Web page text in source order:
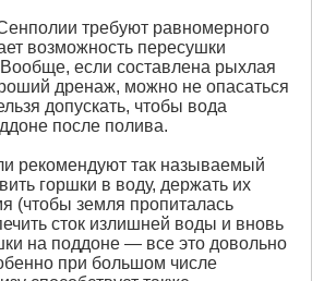
требуют равномерного
возможность пересушки
если составлена рыхлая
дренаж, можно не опасаться
допускать, чтобы вода
после полива.
рекомендуют так называемый
горшки в воду, держать их
(чтобы земля пропиталась
сток излишней воды и вновь
на поддоне — все это довольно
при большом числе